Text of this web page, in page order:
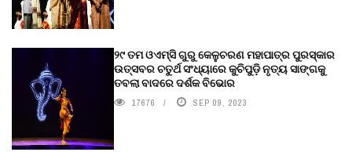
୨୯ ତମ ଓଏମ୍‌ସି ଗୁରୁ କେଳୁଚରଣ ମହାପାତ୍ର ପୁରସ୍କାର
ଉତ୍ସବର ଚତୁର୍ଥ ସଂଧ୍ୟାରେ କୁଚିପୁଡ଼ି ନୃତ୍ୟ ସାଙ୍ଗକୁ
ତବଲା ବାଦରେ ଦର୍ଶକ ବିଭୋର
17676 SEP 09, 2023